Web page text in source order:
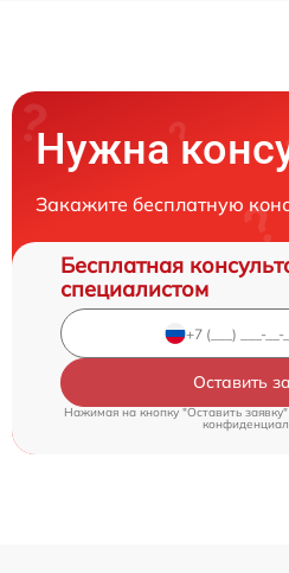
Нужна
Закажите бесплатную
Бесплатная
специалистом
Оставить
Нажимая на кнопку "Оставить